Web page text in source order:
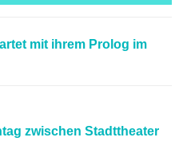
mit ihrem Prolog im
zwischen Stadttheater